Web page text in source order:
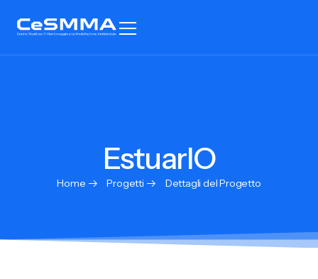
EstuarIO
Home Progetti Dettagli del Progetto